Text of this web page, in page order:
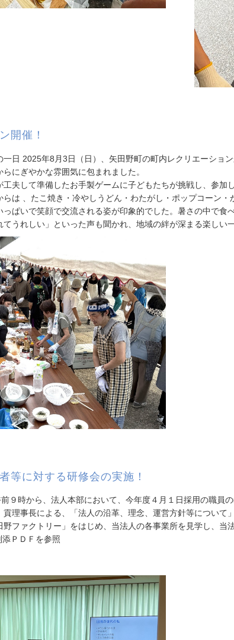
開催！
一日 2025年8月3日（日）、矢田野町の町内レクリエーショ
にぎやかな雰囲気に包まれました。
夫して準備したお手製ゲームに子どもたちが挑戦し、参加
は 、たこ焼き・冷やしうどん・わたがし・ポップコーン
ぱいで笑顔で交流される姿が印象的でした。暑さの中で食
てうれしい」といった声も聞かれ、地域の絆が深まる楽しい
等に対する研修会の実施！
９時から、法人本部において、今年度４月１日採用の職員
理事長による、「法人の沿革、理念、運営方針等について
ファクトリー」をはじめ、当法人の各事業所を見学し、当
ＰＤＦを参照